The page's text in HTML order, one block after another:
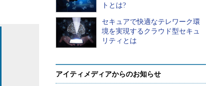
トとは?
セキュアで快適なテレワーク環
境を実現するクラウド型セキュ
リティとは
アイティメディアからのお知らせ